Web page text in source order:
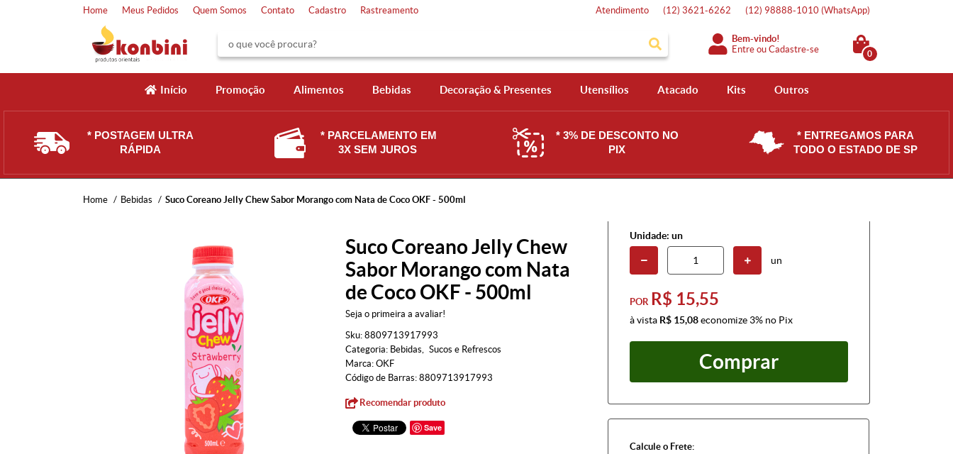
Home Meus Pedidos Quem Somos Contato Cadastro Rastreamento Atendimento (12) 3621-6262 (12) 98888-1010 (WhatsApp)
Bem-vindo!
Entre ouCadastre-se 0
Início Promoção Alimentos Bebidas Decoração & Presentes Utensílios Atacado Kits Outros
* POSTAGEM ULTRA
RÁPIDA
* PARCELAMENTO EM
3X SEM JUROS
* 3% DE DESCONTO NO
PIX
* ENTREGAMOS PARA
TODO O ESTADO DE SP
Home Bebidas Suco Coreano Jelly Chew Sabor Morango com Nata de Coco OKF - 500ml
Suco Coreano Jelly Chew
Sabor Morango com Nata
de Coco OKF - 500ml
Seja o primeira a avaliar!
Sku: 8809713917993
Categoria: Bebidas
Sucos e Refrescos
Marca: OKF
Código de Barras: 8809713917993
Recomendar produto
Save
Unidade: un
un
POR R$ 15,55
à vista R$ 15,08economize 3% no Pix
Comprar
Calcule o Frete: